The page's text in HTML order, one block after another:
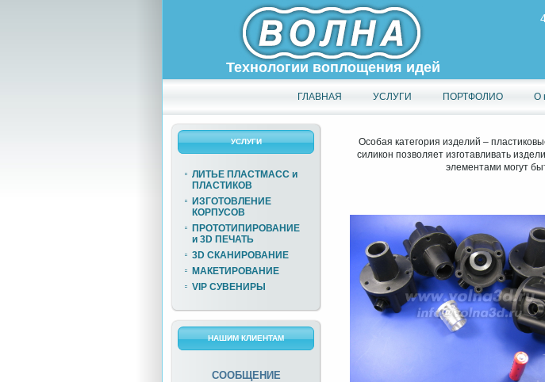
Технологии воплощения идей
ГЛАВНАЯ УСЛУГИ ПОРТФОЛИО О
УСЛУГИ
ЛИТЬЕ ПЛАСТМАСС и
ПЛАСТИКОВ
ИЗГОТОВЛЕНИЕ
КОРПУСОВ
ПРОТОТИПИРОВАНИЕ
и 3D ПЕЧАТЬ
3D СКАНИРОВАНИЕ
МАКЕТИРОВАНИЕ
VIP СУВЕНИРЫ
НАШИМ КЛИЕНТАМ
СООБЩЕНИЕ
Особая категория изделий –
силикон позволяет изготавливать
элементами могут